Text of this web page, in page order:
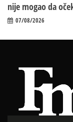
nije mogao da
07/08/2026